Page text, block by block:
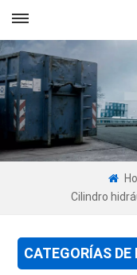
+86-
Cilindro
CATEGORÍAS DE